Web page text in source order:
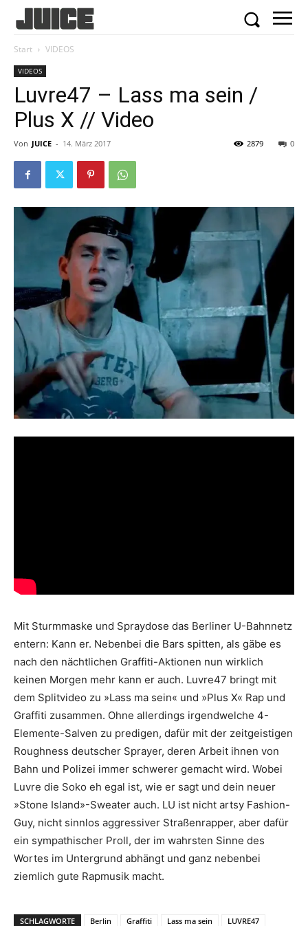
Start VIDEOS
VIDEOS
Luvre47 – Lass ma sein /
Plus X // Video
Von JUICE - 14. März 2017 0
2879
Mit Sturmmaske und Spraydose das Berliner U-Bahnnetz
entern: Kann er. Nebenbei die Bars spitten, als gäbe es
nach den nächtlichen Graffiti-Aktionen nun wirklich
keinen Morgen mehr kann er auch. Luvre47 bringt mit
dem Splitvideo zu »Lass ma sein« und »Plus X« Rap und
Graffiti zusammen. Ohne allerdings irgendwelche 4-
Elemente-Salven zu predigen, dafür mit der zeitgeistigen
Roughness deutscher Sprayer, deren Arbeit ihnen von
Bahn und Polizei immer schwerer gemacht wird. Wobei
Luvre die Soko eh egal ist, wie er sagt und dein neuer
»Stone Island»-Sweater auch. LU ist nicht artsy Fashion-
Guy, nicht sinnlos aggressiver Straßenrapper, aber dafür
ein sympathischer Proll, der im wahrsten Sinne des
Wortes im Untergrund abhängt und ganz nebenbei
ziemlich gute Rapmusik macht.
SCHLAGWORTE Berlin Graffiti Lass ma sein
LUVRE47